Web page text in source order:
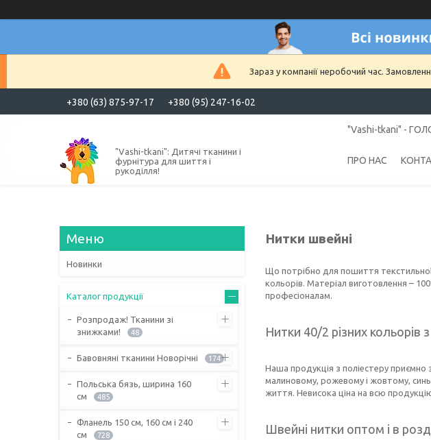
Зараз у компанії неробочий час.
+380 (63) 875-97-17 +380 (95) 247-16-02
"Vashi-tkani": Дитячі тканини і
фурнітура для шиття і
рукоділля!
"Vashi-tkani" -
ПРО НАС
Нитки швейні
Що потрібно для пошиття
кольорів. Матеріал виготовлення –
професіоналам.
Нитки 40/2 різних кольорів
Наша продукція з поліестеру приємно
малиновому, рожевому і жовтому,
життя. Невисока ціна на всю
Швейні нитки оптом і в
Новинки
Каталог продукції
Розпродаж! Тканини зі
знижками!
48
Бавовняні тканини Новорічні 174
Польська бязь, ширина 160
см
485
Фланель 150 см, 160 см і 240
см
728